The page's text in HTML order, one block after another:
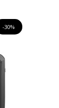
-30%